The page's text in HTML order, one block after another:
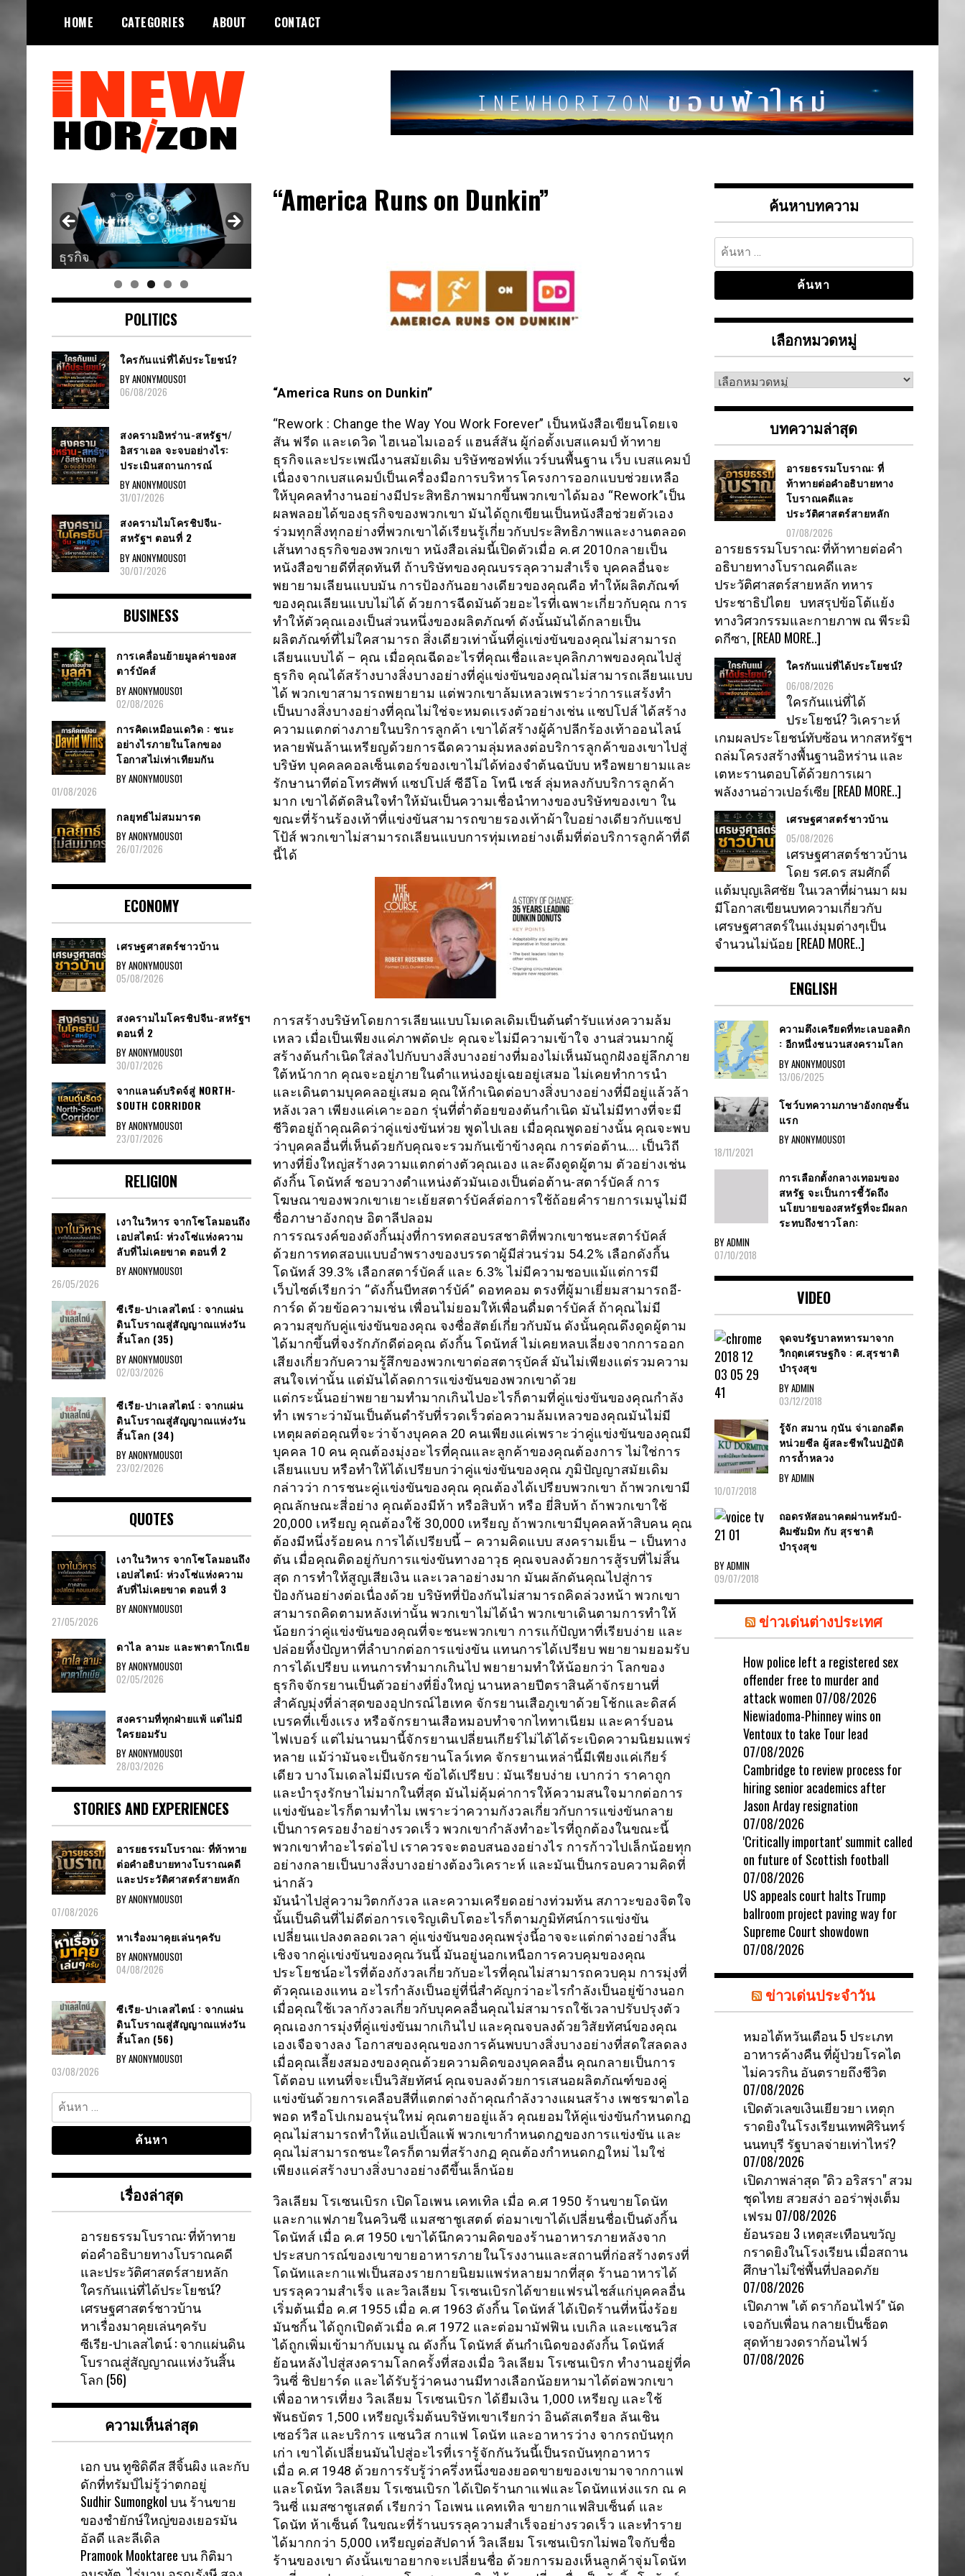
content
HOME CATEGORIES ABOUT CONTACT
INEWHORIZON
“America Runs on Dunkin”
“America Runs on Dunkin”
“Rework : Change the Way You Work Forever” เป็นหนังสือเขียนโดยเจ
สัน ฟรีด และเดวิด ไฮเนอไมเออร์ แฮนส์สัน ผู้ก่อตั้งเบสแคมป์ ท้าทาย
ธุรกิจและประเพณีงานสมัยเดิม บริษัทซอฟท์แวร์บนพื้นฐาน เว็บ เบสแคมป์
เนื่องจากเบสแคมป์เป็นเครื่องมือการบริหารโครงการออกแบบช่วยเหลือ
ให้บุคคลทำงานอย่างมีประสิทธิภาพมากขึ้นพวกเขาได้มอง “Rework”เป็น
ผลพลอยได้ของธุรกิจของพวกเขา มันได้ถูกเขียนเป็นหนังสือช่วยตัวเอง
ร่วมทุกสิ่งทุกอย่างที่พวกเขาได้เรียนรู้เกี่ยวกับประสิทธิภาพและงานตลอด
เส้นทางธุรกิจของพวกเขา หนังสือเล่มนี้เปิดตัวเมื่อ ค.ศ 2010กลายเป็น
หนังสือขายดีที่สุดทันที ถ้าบริษัทของคุณบรรลุความสำเร็จ บุคคลอื่นจะ
พยายามเลียนแบบมัน การป้องกันอยางเดียวของคุณคือ ทำให้ผลิตภัณฑ์
ของคุณเลียนแบบไม่ได้ ด้วยการฉีดมันด้วยอะไรที่เฉพาะเกี่ยวกับคุณ การ
ทำให้ตัวคุณเองเป็นส่วนหนึ่งของผลิตภัณฑ์ ดังนั้นมันได้กลายเป็น
ผลิตภัณฑ์ที่ไม่ใคสามารถ สิ่งเดียวเท่านั้นที่คู่เเข่งขันของคุณไม่สามารถ
เลียนแบบได้ – คุณ เมื่อคุณฉีดอะไรที่คุณเชื่อเเละบุคลิกภาพของคุณไปสู่
ธุรกิจ คุณได้สร้างบางสิ่งบางอย่างที่คู่แข่งขันของคุณไม่สามารถเลียนแบบ
ได้ พวกเขาสามารถพยายาม แต่พวกเขาล้มเหลวเพราะว่าการแสร้งทำ
เป็นบางสิ่งบางอย่างที่คุณไม่ใช่จะหมดเเรงตัวอย่างเช่น แซปโปส์ ได้สร้าง
ความแตกต่างภายในบริการลูกค้า เขาได้สร้างผู้ค้าปลีกร้องเท้าออนไลน์
หลายพันล้านเหรียญด้วยการฉีดความลุ่มหลงต่อบริการลูกค้าของเขาไปสู่
บริษัท บุคคลคอลเซ็นเตอร์ของเขาไม่ได้ท่องจำต้นฉบับบ หรือพยายามและ
รักษานาทีต่อโทรศัพท์ แซปโปส์ ซีอีโอ โทนี เชส์ ลุ่มหลงกับบริการลูกค้า
มาก เขาได้ตัดสินใจทำให้มันเป็นความเชื่อนำทางของบริษัทของเขา ใน
ขณะที่ร้านร้องเท้าที่แข่งขันสามารถขายรองเท้าผ้าใบอย่างเดียวกับแซป
โป้ส์ พวกเขาไม่สามารถเลียนแบบการทุ่มเทอย่างเต็มที่ต่อบริการลูกค้าที่ดี
นี้ได้
การสร้างบริษัทโดยการเลียนแบบโมเดลเดิมเป็นต้นตำรับแห่งความล้ม
เหลว เมื่อเป็นเพียงแค่ภาพตัดปะ คุณจะไม่มีความเข้าใจ งานส่วนมากผู้
สร้างต้นกำเนิดใส่ลงไปกับบางสิ่งบางอย่างที่มองไม่เห็นมันถูกฝังอยู่ลึกภาย
ใต้หน้ากาก คุณจะอยู่ภายในตำแหน่งอยู่เฉยอยู่เสมอ ไม่เคยทำการนำ
และเดินตามบุคคลอยู่เสมอ คุณให้กำเนิดต่อบางสิ่งบางอย่างที่มีอยู่แล้วล้า
หลังเวลา เพียงแค่เคาะออก รุ่นที่ต่ำต้อยของต้นกำเนิด มันไม่มีทางที่จะมี
ชีวิตอยู่ถ้าคุณคิดว่าคู่แข่งขันห่วย พูดไปเลย เมื่อคุณพูดอย่างนั้น คุณจะพบ
ว่าบุคคลอื่นที่เห็นด้วยกับคุณจะรวมกันเข้าข้างคุณ การต่อต้าน…. เป็นวิถี
ทางที่ยิ่งใหญ่สร้างความแตกต่างตัวคุณเอง และดึงดูดผู้ตาม ตัวอย่างเช่น
ดังกิ้น โดนัทส์ ชอบวางตำแหน่งตัวมันเองเป็นต่อต้าน-สตาร์บัคส์ การ
โฆษณาของพวกเขาเยาะเย้ยสตาร์บัคส์ต่อการใช้ถ้อยคำรายการเมนูไม่มี
ชื่อภาษาอังกฤษ อิตาลีปลอม
การรณรงค์ของดังกิ้นมุ่งที่การทดสอบรสชาติที่พวกเขาชนะสตาร์บัคส์
ด้วยการทดสอบแบบอำพรางของบรรดาผู้มีส่วนร่วม 54.2% เลือกดังกิ้น
โดนัทส์ 39.3% เลือกสตาร์บัคส์ และ 6.3% ไม่มีความชอบแม้แต่การมี
เว็บไซต์เรียกว่า “ดังกิ้นบีทสตาร์บัค์” ดอทคอม ตรงที่ผู้มาเยี่ยมสามารถอี-
การ์ด ด้วยข้อความเช่น เพื่อนไม่ยอมให้เพื่อนดื่มตาร์บัคส์ ถ้าคุณไม่มี
ความสุขกับคู่แข่งขันของคุณ จงซื่อสัตย์เกี่ยวกับมัน ดังนั้นคุณดึงดูดผู้ตาม
ได้มากขึ้นที่จงรักภักดีต่อคุณ ดังกิ้น โดนัทส์ ไม่เคยหลบเลี่ยงจากการออก
เสียงเกี่ยวกับความรู้สึกของพวกเขาต่อสตารฺบัคส์ มันไม่เพียงเเต่รวมความ
สนใจเท่านั้น แต่มันได้ลดการแข่งขันของพวกเขาด้วย
แต่กระนั้นอย่าพยายามทำมากเกินไปอะไรก็ตามที่คู่แข่งขันของคุณกำลัง
ทำ เพราะว่ามันเป็นต้นตำรับที่รวดเร็วต่อความล้มเหลวของคุณมันไม่มี
เหตุผลต่อคุณที่จะว่าจ้างบุคคล 20 คนเพียงแค่เพราะว่าคู่แข่งขันของคุณมี
บุคคล 10 คน คุณต้องมุ่งอะไรที่คุณและลูกค้าของคุณต้องการ ไม่ใช่การ
เลียนแบบ หรือทำให้ได้เปรียบกว่าคู่แข่งขันของคุณ ภูมิปัญญาสมัยเดิม
กล่าวว่า การชนะคู่เเข่งขันของคุณ คุณต้องได้เปรียบพวกเขา ถ้าพวกเขามี
คุณลักษณะสี่อย่าง คุณต้องมีห้า หรือสิบห้า หรือ ยี่สิบห้า ถ้าพวกเขาใช้
20,000 เหรียญ คุณต้องใช้ 30,000 เหรียญ ถ้าพวกเขามีบุคคลห้าสิบคน คุณ
ต้องมีหนึ่งร้อยคน การได้เปรียบนี้ – ความคิดแบบ สงครามเย็น – เป็นทาง
ตัน เมื่อคุณติดอยู่กับการแข่งขันทางอาวุธ คุณจบลงด้วยการสู้รบที่ไม่สิ้น
สุด การทำให้สูญเสียเงิน และเวลาอย่างมาก มันผลักดันคุณไปสู่การ
ป้องกันอย่างต่อเนื่องด้วย บริษัทที่ป้องกันไม่สามารถคิดล่วงหน้า พวกเขา
สามารถคิดตามหลังเท่านั้น พวกเขาไม่ได้นำ พวกเขาเดินตามการทำให้
น้อยกว่าคู่แข่งขันของคุณที่จะชนะพวกเขา การแก้ปัญหาที่เรียบง่าย และ
ปล่อยทิ้งปัญหาที่ลำบากต่อการแข่งขัน แทนการได้เปรียบ พยายามยอมรับ
การได้เปรียบ แทนการทำมากเกินไป พยายามทำให้น้อยกว่า โลกของ
ธุรกิจจักรยานเป็นตัวอย่างที่ยิ่งใหญ่ นานหลายปีตราสินค้าจักรยานที่
สำคัญมุ่งที่ล่าสุดของอุปกรณ์ไฮเทค จักรยานเสือภูเขาด้วยโช้กและดิสค์
เบรคที่เเข็งเเรง หรือจักรยานเสือหมอบทำจากไททาเนียม และคาร์บอน
ไฟเบอร์ แต่ไม่นานมานี้จักรยานเปลี่ยนเกียร์ไม่ได้ได้ระเบิดความนิยมแพร่
หลาย แม้ว่ามันจะเป็นจักรยานโลว์เทค จักรยานเหล่านี้มีเพียงแค่เกียร์
เดียว บางโมเดลไม่มีเบรค ข้อได้เปรียบ : มันเรียบง่าย เบากว่า ราคาถูก
และบำรุงรักษาไม่มากในที่สุด มันไม่คุ้มค่าการให้ความสนใจมากต่อการ
เเข่งขันอะไรก็ตามทำไม เพราะว่าความกังวลเกี่ยวกับการแข่งขันกลาย
เป็นการครอยงำอย่างรวดเร็ว พวกเขากำลังทำอะไรที่ถูกต้องในขณะนี้
พวกเขาทำอะไรต่อไป เราควรจะตอบสนองอย่างไร การก้าวไปเล็กน้อยทุก
อย่างกลายเป็นบางสิ่งบางอย่างต้องวิเคราะห์ และมันเป็นกรอบความคิดที่
น่ากลัว
มันนำไปสู่ความวิตกกังวล และความเครียดอย่างท่วมท้น สภาวะของจิตใจ
นั้นเป็นดินที่ไม่ดีต่อการเจริญเติบโตอะไรก็ตามภูมิทัศน์การแข่งขัน
เปลี่ยนแปลงตลอดเวลา คู่แข่งขันของคุณพรุ่งนี้อาจจะแต่กต่างอย่างสิ้น
เชิงจากคู่เเข่งขันของคุณวันนี้ มันอยู่นอกเหนือการควบคุมของคุณ
ประโยชน์อะไรที่ต้องกังวลเกี่ยวกับอะไรที่คุณไม่สามารถควบคุม การมุ่งที่
ตัวคุณเองแทน อะไรกำลังเป็นอยู่ที่นี่สำคัญกว่าอะไรกำลังเป็นอยู่ข้างนอก
เมื่อคุณใช้เวลากังวลเกี่ยวกับบุคคลอื่นคุณไม่สามารถใช้เวลาปรับปรุงตัว
คุณเองการมุ่งที่คู่แข่งขันมากเกินไป และคุณจบลงด้วยวิสัยทัศน์ของคุณ
เองเจือจางลง โอกาสของคุณของการค้นพบบางสิ่งบางอย่างที่สดใสลดลง
เมื่อคุณเลี้ยงสมองของคุณด้วยความคิดของบุคคลอื่น คุณกลายเป็นการ
โต้ตอบ แทนที่จะเป็นวิสัยทัศน์ คุณจบลงด้วยการเสนอผลิตภัณฑ์ของคู่
แข่งขันด้วยการเคลือบสีที่แตกต่างถ้าคุณกำลังวางแผนสร้าง เพชรฆาตไอ
พอด หรือโปเกมอนรุ่นใหม่ คุณตายอยู่แล้ว คุณยอมให้คู่แข่งขันกำหนดกฏ
คุณไม่สามารถทำให้แอปเปิ้ลแพ้ พวกเขากำหนดกฏของการเเข่งขัน และ
คุณไม่สามารถชนะใครก็ตามที่สร้างกฏ คุณต้องกำหนดกฏใหม่ ไมใช่
เพียงแค่สร้างบางสิ่งบางอย่างดีขึ้นเล็กน้อย
วิลเลียม โรเซนเบิรก เปิดโอเพน เคทเทิล เมื่อ ค.ศ 1950 ร้านขายโดนัท
และกาแฟภายในควินซี แมสซาชูเสตต์ ต่อมาเขาได้เปลี่ยนชื่อเป็นดังกิ้น
โดนัทส์ เมื่อ ค.ศ 1950 เขาได้นึกความคิดของร้านอาหารภายหลังจาก
ประสบการณ์ของเขาขายอาหารภายในโรงงานและสถานที่ก่อสร้างตรงที่
โดนัทและกาแฟเป็นสองรายกายนิยมแพร่หลายมากที่สุด ร้านอาหารได้
บรรลุความสำเร็จ และวิลเลียม โรเซนเบิรกได้ขายแฟรนไชส์แก่บุคคลอื่น
เริ่มต้นเมื่อ ค.ศ 1955 เมื่อ ค.ศ 1963 ดังกิ้น โดนัทส์ ได้เปิดร้านที่หนึ่งร้อย
มันชกิ้น ได้ถูกเปิดตัวเมื่อ ค.ศ 1972 และต่อมามัฟฟิน เบเกิล และเเซนวิส
ได้ถูกเพิ่มเข้ามากับเมนู ณ ดังกิ้น โดนัทส์ ต้นกำเนิดของดังกิ้น โดนัทส์
ย้อนหลังไปสู่สงครามโลกครั้งที่สองเมื่อ วิลเลียม โรเซนเบิรก ทำงานอยู่ที่ค
วินซี่ ชิปยาร์ด และได้รับรู้ว่าคนงานมีทางเลือกน้อยหามาได้ต่อพวกเขา
เพื่ออาหารเที่ยง วิลเลียม โรเซนเบิรก ได้ยืมเงิน 1,000 เหรียญ และใช้
พันธบัตร 1,500 เหรียญเริ่มต้นบริษัทเขาเรียกว่า อินดัสเตรียล ลันเชิน
เซอร์วิส และบริการ แซนวิส กาแฟ โดนัท และอาหารว่าง จากรถบันทุก
เก่า เขาได้เปลี่ยนมันไปสู่อะไรที่เรารู้จักกันวันนี้เป็นรถบันทุกอาหาร
เมื่อ ค.ศ 1948 ด้วยการรับรู้ว่าครึ่งหนึ่งของยอดขายของเขามาจากกาแฟ
และโดนัท วิลเลียม โรเซนเบิรก ได้เปิดร้านกาแฟและโดนัทแห่งแรก ณ ค
วินซี่ แมสซาชูเสตต์ เรียกว่า โอเพน เเคทเทิล ขายกาแฟสิบเซ็นต์ และ
โดนัท ห้าเซ็นต์ ในขณะที่ร้านบรรลุความสำเร็จอย่างรวดเร็ว และทำราย
ได้มากกว่า 5,000 เหรียญต่อสัปดาห์ วิลเลียม โรเซนเบิรกไม่พอใจกับชื่อ
ร้านของเขา ดังนั้นเขาอยากจะเปลี่ยนชื่อ ด้วยการมองเห็นลูกค้าจุ่มโดนัท
ธุรกิจ
ศาสนา
POLITICS
ใครกันแน่ที่ได้ประโยชน์?
BY ANONYMOUS01
06/08/2026
สงครามอิหร่าน-สหรัฐฯ/
อิสราเอล จะจบอย่างไร:
ประเมินสถานการณ์
BY ANONYMOUS01
31/07/2026
สงครามไมโครชิปจีน-
สหรัฐฯ ตอนที่ 2
BY ANONYMOUS01
30/07/2026
BUSINESS
การเคลื่อนย้ายมูลค่าของส
ตาร์บัคส์
BY ANONYMOUS01
02/08/2026
การคิดเหมือนเดวิด : ชนะ
อย่างไรภายในโลกของ
โอกาสไม่เท่าเทียมกัน
BY ANONYMOUS01
01/08/2026
กลยุทธ์ไม่สมมารต
BY ANONYMOUS01
26/07/2026
ECONOMY
เศรษฐศาสตร์ชาวบ้าน
BY ANONYMOUS01
05/08/2026
สงครามไมโครชิปจีน-สหรัฐฯ
ตอนที่ 2
BY ANONYMOUS01
30/07/2026
จากแลนด์บริดจ์สู่ NORTH-
SOUTH CORRIDOR
BY ANONYMOUS01
23/07/2026
RELIGION
เงาในวิหาร จากโซโลมอนถึง
เอปสไตน์: ห่วงโซ่แห่งความ
ลับที่ไม่เคยขาด ตอนที่ 2
BY ANONYMOUS01
26/05/2026
ซีเรีย​-ปาเลสไตน์​ : จากแผ่น
ดินโบราณสู่สัญญาณ​แห่งวัน
สิ้นโลก​ (35)
BY ANONYMOUS01
02/03/2026
ซีเรีย​-ปาเลสไตน์​ : จากแผ่น
ดินโบราณสู่สัญญาณ​แห่งวัน
สิ้นโลก​ (34)
BY ANONYMOUS01
23/02/2026
QUOTES
เงาในวิหาร จากโซโลมอนถึง
เอปสไตน์: ห่วงโซ่แห่งความ
ลับที่ไม่เคยขาด ตอนที่ 3
BY ANONYMOUS01
27/05/2026
ดาไล ลามะ และพาตาโกเนีย
BY ANONYMOUS01
02/05/2026
สงครามที่ทุกฝ่ายแพ้ แต่ไม่มี
ใครยอมรับ
BY ANONYMOUS01
28/03/2026
STORIES AND EXPERIENCES
อารยธรรมโบราณ: ที่ท้าทาย
ต่อคำอธิบายทางโบราณคดี
และประวัติศาสตร์สายหลัก
BY ANONYMOUS01
07/08/2026
หาเรื่องมาคุยเล่นๆครับ
BY ANONYMOUS01
04/08/2026
ซีเรีย-ปาเลสไตน์ : จากแผ่น
ดินโบราณสู่สัญญาณแห่งวัน
สิ้นโลก (56)
BY ANONYMOUS01
03/08/2026
ค้นหา
สำหรับ:
เรื่องล่าสุด
อารยธรรมโบราณ: ที่ท้าทาย
ต่อคำอธิบายทางโบราณคดี
และประวัติศาสตร์สายหลัก
ใครกันแน่ที่ได้ประโยชน์?
เศรษฐศาสตร์ชาวบ้าน
หาเรื่องมาคุยเล่นๆครับ
ซีเรีย-ปาเลสไตน์ : จากแผ่นดิน
โบราณสู่สัญญาณแห่งวันสิ้น
โลก (56)
ความเห็นล่าสุด
เอกบนทูซิดิดีส สีจิ้นผิง และกับ
ดักที่ทรัมป์ไม่รู้ว่าตกอยู่
Sudhir Sumongkolบนร้านขาย
ของชำยักษ์ใหญ่ของเยอรมัน
อัลดี และลีเดิล
Pramook Mooktareeบนกิติมา
ค้นหาบทความ
ค้นหา
สำหรับ:
เลือกหมวดหมู่
เลือก
หมู่
บทความล่าสุด
อารยธรรมโบราณ: ที่
ท้าทายต่อคำอธิบายทาง
โบราณคดีและ
ประวัติศาสตร์สายหลัก
07/08/2026
อารยธรรมโบราณ: ที่ท้าทายต่อคำ
อธิบายทางโบราณคดีและ
ประวัติศาสตร์สายหลัก ทหาร
ประชาธิปไตย บทสรุปข้อโต้แย้ง
ทางวิศวกรรมและกายภาพ ณ พีระมิ
ดกีซา, [READ MORE..]
ใครกันแน่ที่ได้ประโยชน์?
06/08/2026
ใครกันแน่ที่ได้
ประโยชน์? วิเคราะห์
เกมผลประโยชน์ทับซ้อน หากสหรัฐฯ
ถล่มโครงสร้างพื้นฐานอิหร่าน และ
เตหะรานตอบโต้ด้วยการเผา
พลังงานอ่าวเปอร์เซีย [READ MORE..]
เศรษฐศาสตร์ชาวบ้าน
05/08/2026
เศรษฐศาสตร์ชาวบ้าน
โดย รศ.ดร สมศักดิ์
แต้มบุญเลิศชัย ในเวลาที่ผ่านมา ผม
มีโอกาสเขียนบทความเกี่ยวกับ
เศรษฐศาสตร์ในแง่มุมต่างๆเป็น
จำนวนไม่น้อย [READ MORE..]
ENGLISH
ความตึงเครียดที่ทะเลบอลติก
: อีกหนึ่งชนวนสงครามโลก
BY ANONYMOUS01
13/06/2025
โชว์บทความภาษาอังกฤษชิ้น
แรก
BY ANONYMOUS01
18/11/2021
การเลือกตั้งกลางเทอมของ
สหรัฐ จะเป็นการชี้วัดถึง
นโยบายของสหรัฐที่จะมีผลก
ระทบถึงชาวโลก:
BY ADMIN
07/10/2018
VIDEO
จุดจบรัฐบาลทหารมาจาก
วิกฤตเศรษฐกิจ : ศ.สุรชาติ
บำรุงสุข
BY ADMIN
03/12/2018
รู้จัก สมาน กุนัน จ่าเอกอดีต
หน่วยซีล ผู้สละชีพในปฏิบัติ
การถ้ำหลวง
BY ADMIN
10/07/2018
ถอดรหัสอนาคตผ่านทรัมป์-
คิมซัมมิท กับ สุรชาติ
บำรุงสุข
BY ADMIN
09/07/2018
ข่าวเด่นต่างประเทศ
How police left a registered sex
offender free to murder and
attack women 07/08/2026
Niewiadoma-Phinney wins on
Ventoux to take Tour lead
07/08/2026
Cambridge to review process for
hiring senior academics after
Jason Arday resignation
07/08/2026
'Critically important' summit called
on future of Scottish football
07/08/2026
US appeals court halts Trump
ballroom project paving way for
Supreme Court showdown
07/08/2026
ข่าวเด่นประจำวัน
หมอไต้หวันเตือน 5 ประเภท
อาหารค้างคืน ที่ผู้ป่วยโรคไต
ไม่ควรกิน อันตรายถึงชีวิต
07/08/2026
เปิดตัวเลขเงินเยียวยา เหตุก
ราดยิงในโรงเรียนเทพศิรินทร์
นนทบุรี รัฐบาลจ่ายเท่าไหร่?
07/08/2026
เปิดภาพล่าสุด "ดิว อริสรา" สวม
ชุดไทย สวยสง่า ออร่าพุ่งเต็ม
เฟรม 07/08/2026
ย้อนรอย 3 เหตุสะเทือนขวัญ
กราดยิงในโรงเรียน เมื่อสถาน
ศึกษาไม่ใช่พื้นที่ปลอดภัย
07/08/2026
เปิดภาพ "เต้ ดราก้อนไฟว์" นัด
เจอกับเพื่อน กลายเป็นช็อต
สุดท้ายวงดราก้อนไฟว์
07/08/2026